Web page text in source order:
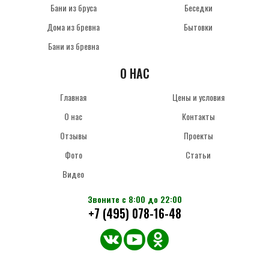
Бани из бруса
Дома из бревна
Бани из бревна
Беседки
Бытовки
О НАС
Главная
О нас
Отзывы
Фото
Видео
Цены и условия
Контакты
Проекты
Статьи
Звоните с 8:00 до 22:00
+7 (495) 078-16-48